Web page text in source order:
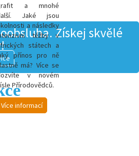
a mnohé
Jaké jsou
a následky
těžby v
státech a
přínos pro ně
má? Více se
v novém
Přírodovědců.
Více informací
Získej skvělé